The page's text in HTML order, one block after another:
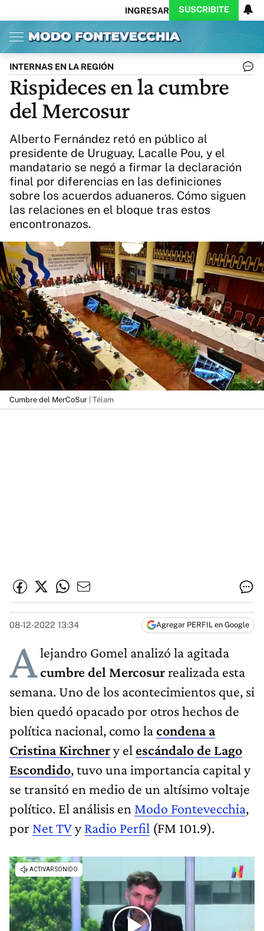
INGRESAR SUSCRIBITE
Inicio Ahora
Opinión
Política
Ciencia
Protagonistas
Cultura
Arte
Educación
Internacional
CARAS
Exitoina
Videos
Córdoba
Reperfilar
Business
Noticias
Caras
Exitoina
Gaming
Vivo
Diario del Juicio
Actualidad
INTERNAS EN LA REGIÓN
Rispideces en la cumbre
del Mercosur
Alberto Fernández retó en público al
presidente de Uruguay, Lacalle Pou, y el
mandatario se negó a firmar la declaración
final por diferencias en las definiciones
sobre los acuerdos aduaneros. Cómo siguen
las relaciones en el bloque tras estos
encontronazos.
Cumbre del MerCoSur | Télam
08-12-2022 13:34 Agregar PERFIL en Google
Alejandro Gomel analizó la agitada
cumbre del Mercosurrealizada esta
semana. Uno de los acontecimientos que, si
bien quedó opacado por otros hechos de
política nacional, como lacondena a
Cristina Kirchnery el escándalo de Lago
Escondido, tuvo una importancia capital y
se transitó en medio de un altísimo voltaje
político. El análisis en Modo Fontevecchia,
por Net TVyRadio Perfil (FM 101.9).